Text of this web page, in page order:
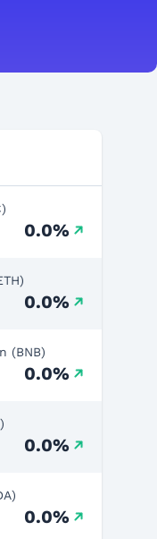
0.0%
0.0%
(BNB)
0.0%
0.0%
0.0%